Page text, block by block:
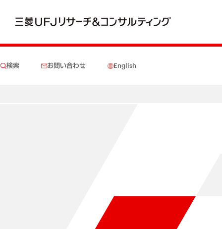
検索 お問い合わせ English